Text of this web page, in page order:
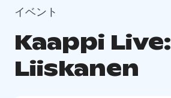
イベント
Kaappi Live:
Liiskanen